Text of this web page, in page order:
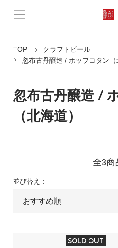
TOP
クラフトビール
忽布古丹醸造 / ホップコタン（
忽布古丹醸造 /
（北海道）
全3商
並び替え：
SOLD OUT